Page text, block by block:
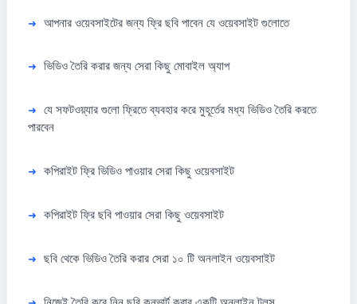
আপনার ওয়েবসাইটের জন্য ফ্রি ছবি পাবেন যে ওয়েবসাইট গুলোতে
ভিডিও তৈরি করার জন্য সেরা কিছু মোবাইল অ্যাপ
যে সফটওয়্যার গুলো ফ্রিতে ব্যবহার করে মুহূর্তের মধ্য ভিডিও তৈরি করতে
পারবেন
কপিরাইট ফ্রি ভিডিও পাওয়ার সেরা কিছু ওয়েবসাইট
কপিরাইট ফ্রি ছবি পাওয়ার সেরা কিছু ওয়েবসাইট
ছবি থেকে ভিডিও তৈরি করার সেরা ১০ টি অনলাইন ওয়েবসাইট